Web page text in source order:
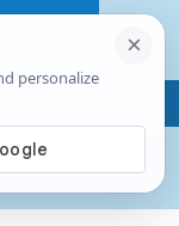
se na Poslovni
mjesečno